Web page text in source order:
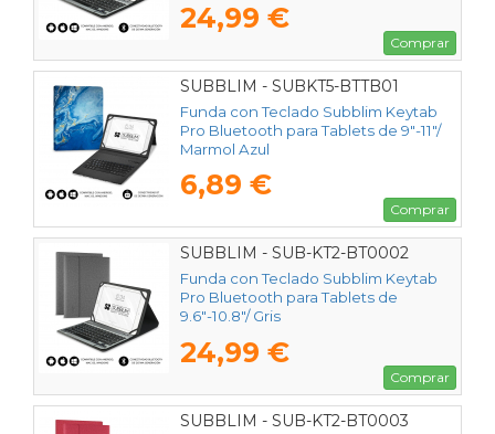
24,99 €
Comprar
SUBBLIM - SUBKT5-BTTB01
Funda con Teclado Subblim Keytab
Pro Bluetooth para Tablets de 9"-11"/
Marmol Azul
6,89 €
Comprar
SUBBLIM - SUB-KT2-BT0002
Funda con Teclado Subblim Keytab
Pro Bluetooth para Tablets de
9.6"-10.8"/ Gris
24,99 €
Comprar
SUBBLIM - SUB-KT2-BT0003